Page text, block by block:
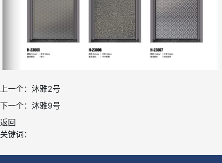
上一个： 沐雅2号
下一个： 沐雅9号
返回
关键词：